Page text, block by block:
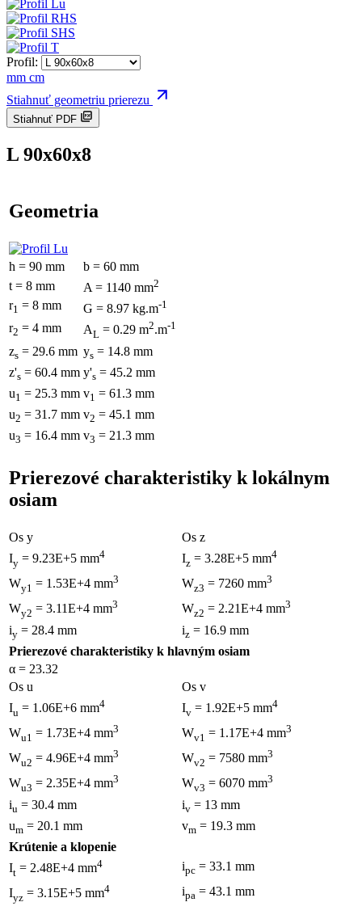
Profil:
mm cm
Stiahnuť geometriu prierezu
Stiahnuť PDF
L 90x60x8
Geometria
h = 90 mm
b = 60 mm
t = 8 mm
A = 1140 mm2
r1 = 8 mm G = 8.97 kg.m-1
r2 = 4 mm AL = 0.29 m2.m-1
zs = 29.6 mm ys = 14.8 mm
z's = 60.4 mm y's = 45.2 mm
u1 = 25.3 mm v1 = 61.3 mm
u2 = 31.7 mm v2 = 45.1 mm
u3 = 16.4 mm v3 = 21.3 mm
Prierezové charakteristiky k lokálnym
osiam
Os y
Os z
Iy = 9.23E+5 mm4 Iz = 3.28E+5 mm4
Wy1 = 1.53E+4 mm3 Wz3 = 7260 mm3
Wy2 = 3.11E+4 mm3 Wz2 = 2.21E+4 mm3
iy = 28.4 mm iz = 16.9 mm
Prierezové charakteristiky k hlavným osiam
α = 23.32
Os u
Os v
Iu = 1.06E+6 mm4 Iv = 1.92E+5 mm4
Wu1 = 1.73E+4 mm3 Wv1 = 1.17E+4 mm3
Wu2 = 4.96E+4 mm3 Wv2 = 7580 mm3
Wu3 = 2.35E+4 mm3 Wv3 = 6070 mm3
iu = 30.4 mm iv = 13 mm
um = 20.1 mm vm = 19.3 mm
Krútenie a klopenie
It = 2.48E+4 mm4 ipc = 33.1 mm
Iyz = 3.15E+5 mm4 ipa = 43.1 mm